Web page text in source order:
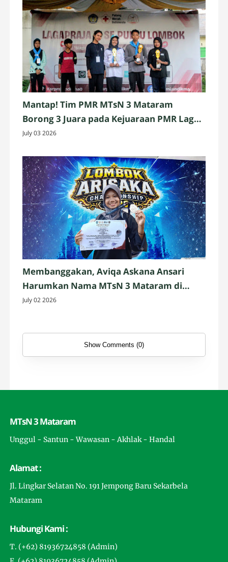
Mantap! Tim PMR MTsN 3 Mataram
Borong 3 Juara pada Kejuaraan PMR Laga
Praja IV 2026 Se-Pulau Lombok
July 03 2026
Membanggakan, Aviqa Askana Ansari
Harumkan Nama MTsN 3 Mataram di
Ajang Pencak Silat Nasional
July 02 2026
Show Comments (0)
MTsN 3 Mataram
Unggul - Santun - Wawasan - Akhlak - Handal
Alamat :
Jl. Lingkar Selatan No. 191 Jempong Baru Sekarbela
Mataram
Hubungi Kami :
T. (+62) 81936724858 (Admin)